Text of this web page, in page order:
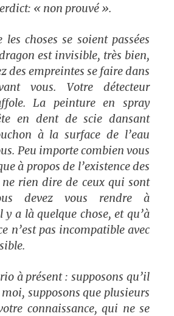
« non prouvé ».
choses se soient passées
est invisible, très bien,
des empreintes se faire dans
vous. Votre détecteur
La peinture en spray
en dent de scie dansant
à la surface de l’eau
Peu importe combien vous
à propos de l’existence des
rien dire de ceux qui sont
devez vous rendre à
y a là quelque chose, et qu’à
n’est pas incompatible avec
à présent : supposons qu’il
supposons que plusieurs
connaissance, qui ne se